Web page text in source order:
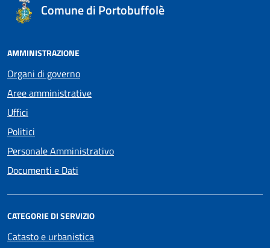
Comune di Portobuffolè
AMMINISTRAZIONE
Organi di governo
Aree amministrative
Uffici
Politici
Personale Amministrativo
Documenti e Dati
CATEGORIE DI SERVIZIO
Catasto e urbanistica